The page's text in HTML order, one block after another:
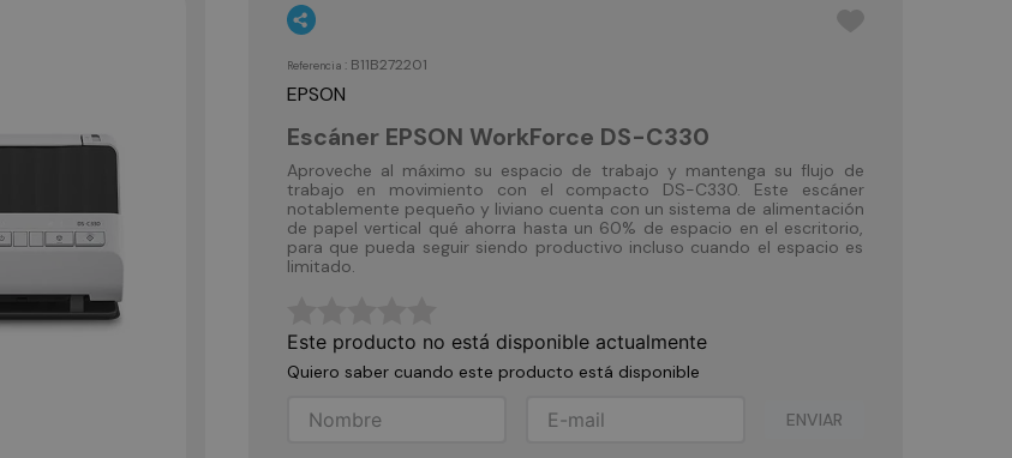
Referencia : B11B272201
EPSON
Escáner EPSON WorkForce DS-C330
Aproveche al máximo su espacio de trabajo y mantenga su flujo de
trabajo en movimiento con el compacto DS-C330. Este escáner
notablemente pequeño y liviano cuenta con un sistema de alimentación
de papel vertical qué ahorra hasta un 60% de espacio en el escritorio,
para que pueda seguir siendo productivo incluso cuando el espacio es
limitado.
Este producto no está disponible actualmente
Quiero saber cuando este producto está disponible
ENVIAR